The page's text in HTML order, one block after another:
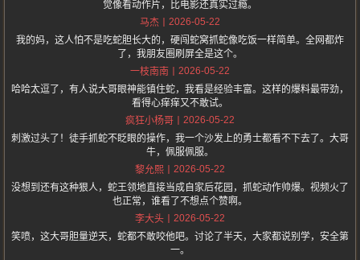
觉像看动作片，比电影还真实过瘾。
马杰
2026-05-22
我的妈，这人怕不是吃蛇胆长大的，硬闯蛇窝抓蛇像吃饭一样简单。全网都炸
了，我朋友圈刷屏全是这个。
一枝南南
2026-05-22
哈哈太逗了，有人说大哥眼神能镇住蛇，我看是经验丰富。这样的爆料最带劲，
看得心痒痒又不敢试。
疯狂小杨哥
2026-05-22
刺激过头了！徒手抓蛇不眨眼的操作，我一个沙发上的勇士都看不下去了。大哥
牛，佩服佩服。
黎允熙
2026-05-22
没想到还有这种狠人，蛇王领地直接当成自家后花园，抓蛇动作帅爆。视频火了
也正常，谁看了不想点个赞啊。
李大头
2026-05-22
笑喷，这大哥胆量逆天，蛇都不敢咬他吧。讨论了半天，大家都说别学，安全第
一。